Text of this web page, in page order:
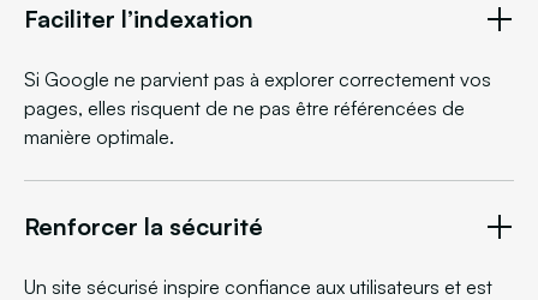
Faciliter l’indexation
Si Google ne parvient pas à explorer correctement vos
pages, elles risquent de ne pas être référencées de
manière optimale.
Renforcer la sécurité
Un site sécurisé inspire confiance aux utilisateurs et est